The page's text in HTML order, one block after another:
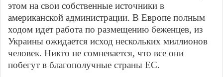
этом на свои собственные источники в
американской администрации. В Европе полным
ходом идет работа по размещению беженцев, из
Украины ожидается исход нескольких миллионов
человек. Никто не сомневается, что все они
побегут в благополучные страны ЕС.